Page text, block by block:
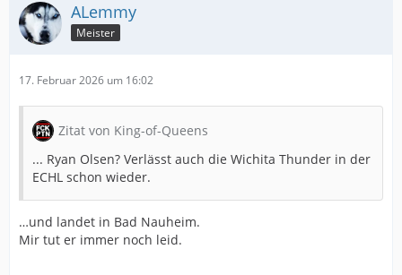
ALemmy
Meister
17. Februar 2026 um 16:02
Zitat von King-of-Queens
... Ryan Olsen? Verlässt auch die Wichita Thunder in der
ECHL schon wieder.
…und landet in Bad Nauheim.
Mir tut er immer noch leid.